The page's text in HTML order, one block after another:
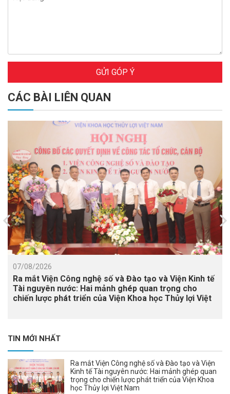
GỬI GÓP Ý
CÁC BÀI LIÊN QUAN
07/08/2026
Ra mắt Viện Công nghệ số và Đào tạo và Viện Kinh tế
Tài nguyên nước: Hai mảnh ghép quan trọng cho
chiến lược phát triển của Viện Khoa học Thủy lợi Việt
TIN MỚI NHẤT
Ra mắt Viện Công nghệ số và Đào tạo và Viện
Kinh tế Tài nguyên nước: Hai mảnh ghép quan
trọng cho chiến lược phát triển của Viện Khoa
học Thủy lợi Việt Nam